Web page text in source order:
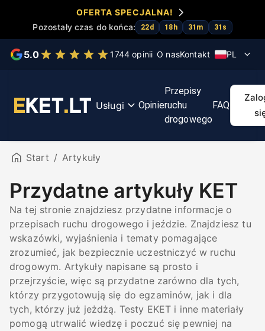
OFERTA SPECJALNA!
Pozostały czas do końca:
22d 18 h 31 m 31 s
5.0 1744 opinii O nasKontakt PL
Usługi Opinie
Przepisy
ruchu
drogowego
FAQ
Wybierz usługę
KET
KET
pierwszej
pomocy
Start / Artykuły
Przydatne artykuły KET
Na tej stronie znajdziesz przydatne informacje o
przepisach ruchu drogowego i jeździe. Znajdziesz tu
wskazówki, wyjaśnienia i tematy pomagające
zrozumieć, jak bezpiecznie uczestniczyć w ruchu
drogowym. Artykuły napisane są prosto i
przejrzyście, więc są przydatne zarówno dla tych,
którzy przygotowują się do egzaminów, jak i dla
tych, którzy już jeżdżą. Testy EKET i inne materiały
pomogą utrwalić wiedzę i poczuć się pewniej na